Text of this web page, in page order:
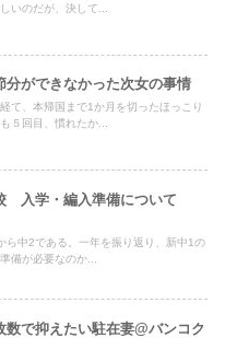
いのだが、決して...
分ができなかった次女の事情
て、本帰国まで1か月を切ったほっこり
５回目、慣れたか...
入学・編入準備について
ら中2である。一年を振り返り、新中1の
備が必要なのか...
数で抑えたい駐在妻@バンコク